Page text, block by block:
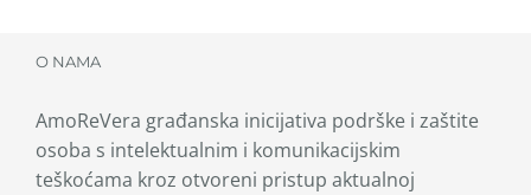
O NAMA
AmoReVera građanska inicijativa podrške i zaštite
osoba s intelektualnim i komunikacijskim
teškoćama kroz otvoreni pristup aktualnoj